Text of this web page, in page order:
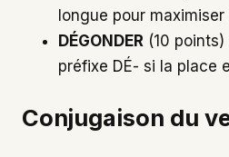
longue pour
DÉGONDER (10
préfixe DÉ- si la place
Conjugaison du